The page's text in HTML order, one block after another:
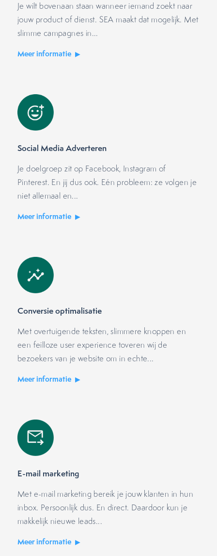
Je wilt bovenaan staan wanneer iemand zoekt naar
jouw product of dienst. SEA maakt dat mogelijk. Met
slimme campagnes in...
Meer informatie
Social Media Adverteren
Je doelgroep zit op Facebook, Instagram of
Pinterest. En jij dus ook. Eén probleem: ze volgen je
niet allemaal en...
Meer informatie
Conversie optimalisatie
Met overtuigende teksten, slimmere knoppen en
een feilloze user experience toveren wij de
bezoekers van je website om in echte...
Meer informatie
E-mail marketing
Met e-mail marketing bereik je jouw klanten in hun
inbox. Persoonlijk dus. En direct. Daardoor kun je
makkelijk nieuwe leads...
Meer informatie